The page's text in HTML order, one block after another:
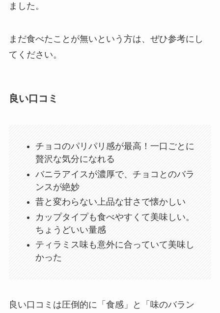
ました。
まだ食べたことが無いという方は、ぜひ参考にし
てください。
良い口コミ
チョコのパリパリ感が最高！一口ごとに
贅沢な気分になれる
バニラアイスが濃厚で、チョコとのバラ
ンスが絶妙
昔と変わらない上品な甘さで懐かしい
カップタイプも食べやすくて美味しい。
ちょうどいい量感
ティラミス味も意外に合っていて美味し
かった
良い口コミは圧倒的に「食感」と「味のバラン